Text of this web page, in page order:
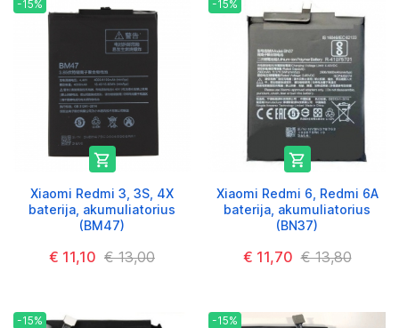
-15%

Xiaomi Redmi 3, 3S, 4X
baterija, akumuliatorius
(BM47)
€ 11,10 € 13,00
-15%

Xiaomi Redmi 6, Redmi 6A
baterija, akumuliatorius
(BN37)
€ 11,70 € 13,80
-15% -15%